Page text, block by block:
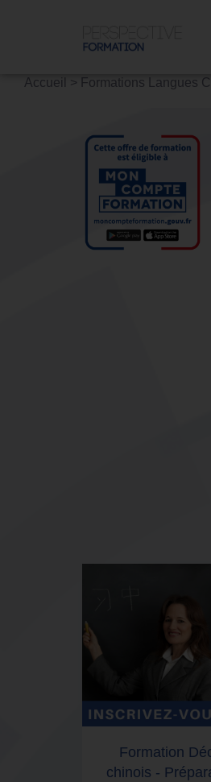
Accueil > Formations Langues
Formation
chinois -